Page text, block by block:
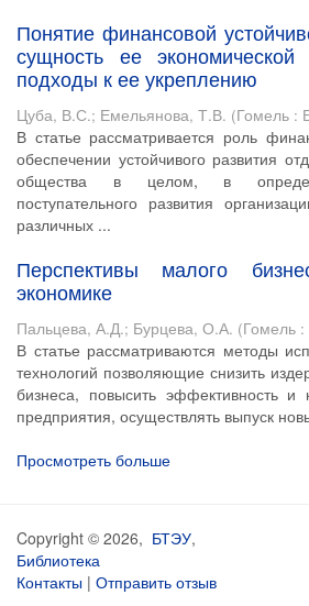
Понятие финансовой
сущность ее
подходы к ее укреплению
Цуба, В.С.; Емельянова, Т.В. (Гомель :
В статье рассматривается роль
обеспечении устойчивого развития
общества в целом, в
поступательного развития
различных ...
Перспективы малого
экономике
Пальцева, А.Д.; Бурцева, О.А. (Гомель
В статье рассматриваются методы
технологий позволяющие снизить
бизнеса, повысить эффективность и
предприятия, осуществлять выпуск
Просмотреть больше
Copyright © 2026, БТЭУ,
Библиотека
Контакты | Отправить отзыв